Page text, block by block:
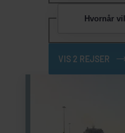
Hvornår
VIS 2 REJSER